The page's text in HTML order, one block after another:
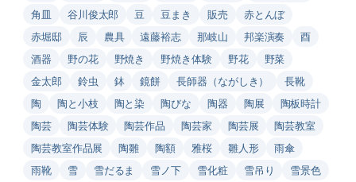
角皿
谷川俊太郎 豆 豆まき 販売
赤とんぼ
赤堀邸
辰 農具 遠藤裕志 那岐山 邦楽演奏
酉
酒器
野の花 野焼き 野焼き体験 野花
野菜
金太郎
鈴虫 鉢 鏡餅 長師器（ながしき）
長靴
陶
陶と小枝 陶と染 陶びな 陶器 陶展
陶板時計
陶芸
陶芸体験 陶芸作品 陶芸家 陶芸展
陶芸教室
陶芸教室作品展
陶雛 陶額 雅桜 雛人形
雨傘
雨靴
雪 雪だるま 雪ノ下 雪化粧 雪吊り
雪景色